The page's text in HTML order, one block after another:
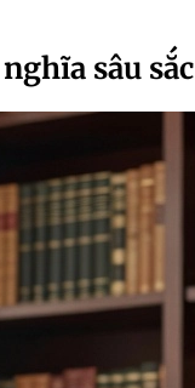
sâu sắc